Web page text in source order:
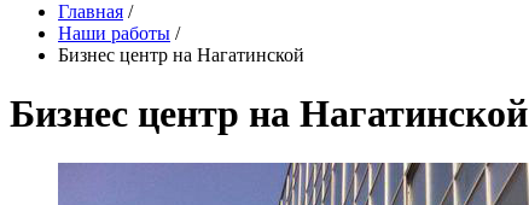
Главная /
Наши работы /
Бизнес центр на Нагатинской
Бизнес центр на Нагатинской